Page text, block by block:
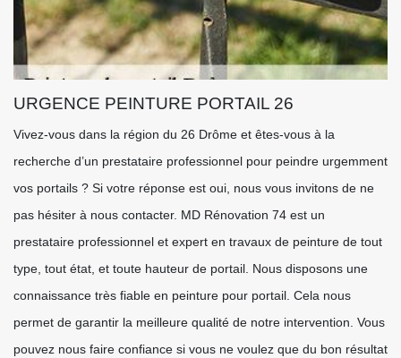
URGENCE PEINTURE PORTAIL 26
Vivez-vous dans la région du 26 Drôme et êtes-vous à la
recherche d’un prestataire professionnel pour peindre urgemment
vos portails ? Si votre réponse est oui, nous vous invitons de ne
pas hésiter à nous contacter. MD Rénovation 74 est un
prestataire professionnel et expert en travaux de peinture de tout
type, tout état, et toute hauteur de portail. Nous disposons une
connaissance très fiable en peinture pour portail. Cela nous
permet de garantir la meilleure qualité de notre intervention. Vous
pouvez nous faire confiance si vous ne voulez que du bon résultat